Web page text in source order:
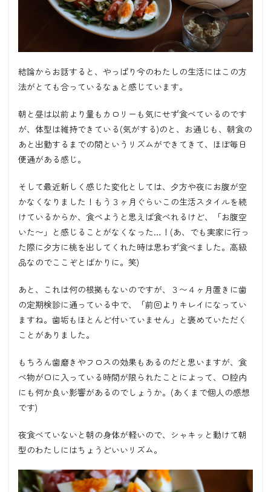
結論からお話すると、やっぱり今のわたしの生活にはこの方
法がとても合っているなぁと感じています。
朝と昼は以前より量もカロリーも気にせず食べているのです
が、体型は維持できている(気がする)のと、 お通じも、朝食の
あと出勤するまでの間というリズムができてきて、ほぼ毎日
便通がある感じ。
そして最近新しく感じた変化としては、夕方や夜にお腹が空
かなくなりました！もう３ヶ月ぐらいこの生活スタイルを続
けているからか、食べようと思えば食べれるけど、「お腹空
いた〜」と感じることがなくなった… ！ (あ、でも実家に行っ
た際に夕方に桃を出してくれた時は思わず食べました。高級
品なのでここぞとばかりに。笑)
あと、これは何の根拠もないのですが、３〜４ヶ月置きに歯
の定期検診に通っている中で、「前回よりキレイになってい
ますね。歯垢もほとんど付いていません」と褒めていただく
ことがありました。
もちろん歯磨きやフロスの効果もあるのだと思いますが、食
べ物が口に入っている時間が限られたことによって、口腔内
にも何か良い影響があるのでしょうか。 (あくまで個人の感想
です)
夜食べていないと朝の身体が軽いので、シャキッと動けて朝
型のわたしにはちょうどいいリズム。